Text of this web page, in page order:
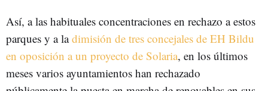
Así, a las habituales concentraciones en rechazo a estos
parques y a ladimisión de tres concejales de EH Bildu
en oposición a un proyecto de Solaria, en los últimos
meses varios ayuntamientos han rechazado